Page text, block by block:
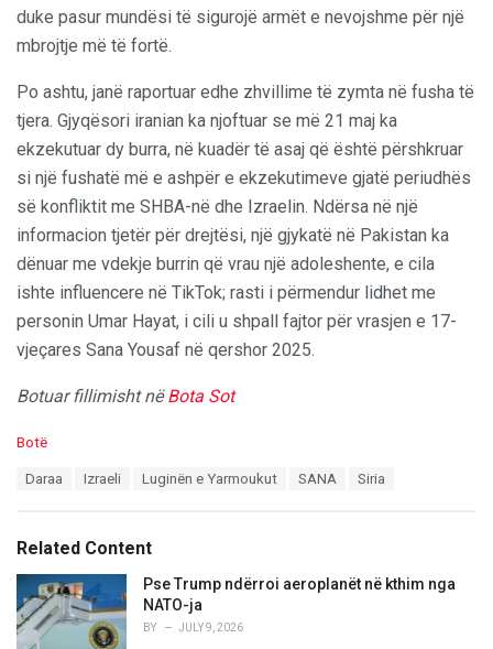
duke pasur mundësi të sigurojë armët e nevojshme për një
mbrojtje më të fortë.
Po ashtu, janë raportuar edhe zhvillime të zymta në fusha të
tjera. Gjyqësori iranian ka njoftuar se më 21 maj ka
ekzekutuar dy burra, në kuadër të asaj që është përshkruar
si një fushatë më e ashpër e ekzekutimeve gjatë periudhës
së konfliktit me SHBA-në dhe Izraelin. Ndërsa në një
informacion tjetër për drejtësi, një gjykatë në Pakistan ka
dënuar me vdekje burrin që vrau një adoleshente, e cila
ishte influencere në TikTok; rasti i përmendur lidhet me
personin Umar Hayat, i cili u shpall fajtor për vrasjen e 17-
vjeçares Sana Yousaf në qershor 2025.
Botuar fillimisht nëBota Sot
C
o
r
i
e
s
:
Botë
:
Daraa Izraeli Luginën e Yarmoukut SANA Siria
Related Content
Pse Trump ndërroi aeroplanët në kthim nga
NATO-ja
BY JULY 9, 2026